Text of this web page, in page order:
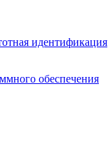
идентификация
обеспечения